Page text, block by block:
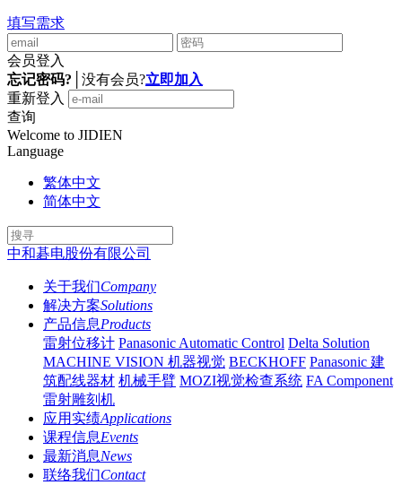
填写需求
会员登入
忘记密码?
没有会员?立即加入
重新登入
查询
Welcome to JIDIEN
Language
繁体中文
简体中文
中和碁电股份有限公司
关于我们Company
解决方案Solutions
产品信息Products
雷射位移计 Panasonic Automatic Control Delta Solution
MACHINE VISION 机器视觉 BECKHOFF Panasonic 建
筑配线器材 机械手臂 MOZI视觉检查系统 FA Component
雷射雕刻机
应用实绩Applications
课程信息Events
最新消息News
联络我们Contact